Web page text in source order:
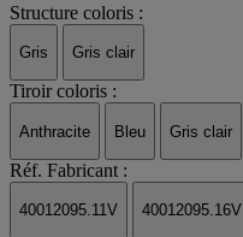
Structure coloris :
Gris Gris clair
Tiroir coloris :
Anthracite Bleu Gris clair
Réf. Fabricant :
40012095.11V 40012095.16V